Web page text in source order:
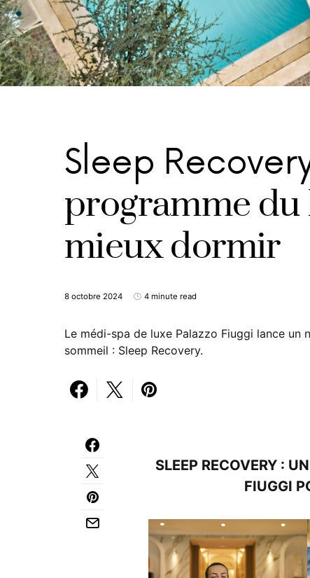
Sleep
programme du
mieux dormir
8 octobre 2024 4 minute read
Le médi-spa de luxe Palazzo Fiuggi lance un
sommeil : Sleep Recovery.
SLEEP RECOVERY :
FIUGGI